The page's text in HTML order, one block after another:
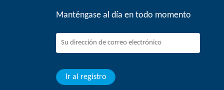
Manténgase al día en todo momento
Ir al registro